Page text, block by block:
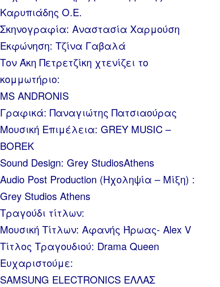
Καρυπιάδης Ο.Ε.
Σκηνογραφία: Αναστασία Χαρμούση
Εκφώνηση: Τζίνα Γαβαλά
Τον Άκη Πετρετζίκη χτενίζει το
κομμωτήριο:
MS ANDRONIS
Γραφικά: Παναγιώτης Πατσιαούρας
Μουσική Επιμέλεια: GREY MUSIC –
BOREK
Sound Design: Grey StudiosAthens
Audio Post Production (Ηχοληψία – Μίξη) :
Grey Studios Athens
Τραγούδι τίτλων:
Μουσική Τίτλων: Αφανής Ήρωας- Alex V
Τίτλος Τραγουδιού: Drama Queen
Ευχαριστούμε:
SAMSUNG ELECTRONICS ΕΛΛΑΣ